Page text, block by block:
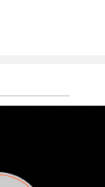
觉日子都日夜颠倒
了EDF和胃十字，膝
天第12肋部的EDF和
步瘙痒过敏。而膝
一个环境，使每种
。 通常，药物会削
还会引起副作用的
肌内效贴创造了细
因子是一种酵素，
主要围绕有问题的关
，以及贴布刺激的
了体内由间质液组
。这种轻微的刺激
供支持和深度刺